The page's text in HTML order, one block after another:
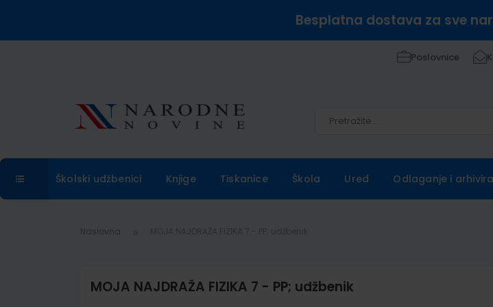
Besplatna dostava za sve
Poslovnice
Školski udžbenici Knjige Tiskanice Škola Ured Odlaganje i
Naslovna
MOJA NAJDRAŽA FIZIKA 7 - PP; udžbenik